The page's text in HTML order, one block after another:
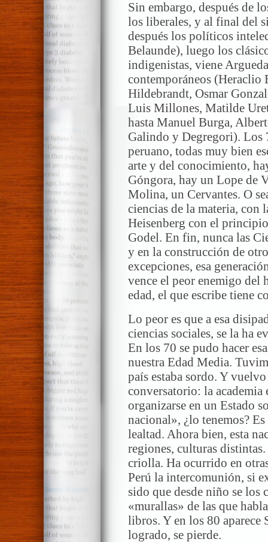
Sin embargo, después de
los liberales, y al final del
después los políticos
Belaunde), luego los
indigenistas, viene
contemporáneos (Heraclio
Hildebrandt, Osmar
Luis Millones, Matilde
hasta Manuel Burga,
Galindo y Degregori). Los
peruano, todas muy bien
arte y del conocimiento,
Góngora, hay un Lope de
Molina, un Cervantes. O
ciencias de la materia, con
Heisenberg con el
Godel. En fin, nunca las
y en la construcción de
excepciones, esa
vence el peor enemigo del
edad, el que escribe tiene
Lo peor es que a esa
ciencias sociales, se la ha
En los 70 se pudo hacer
nuestra Edad Media.
país estaba sordo. Y
conversatorio: la academia
organizarse en un Estado
nacional», ¿lo tenemos?
lealtad. Ahora bien, esta
regiones, culturas
criolla. Ha ocurrido en
Perú la intercomunión, si
sido que desde niño se los
«murallas» de las que
libros. Y en los 80
logrado, se pierde.